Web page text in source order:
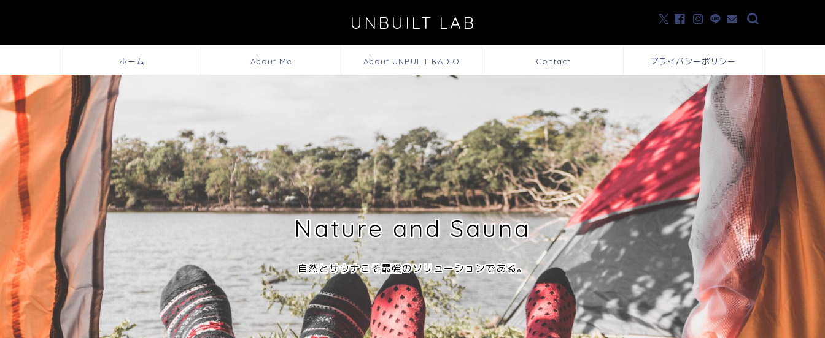
UNBUILT LAB
ホーム About Me About UNBUILT RADIO Contact プライバシーポリシー
Nature and Sauna
自然とサウナこそ最強のソリューションである。